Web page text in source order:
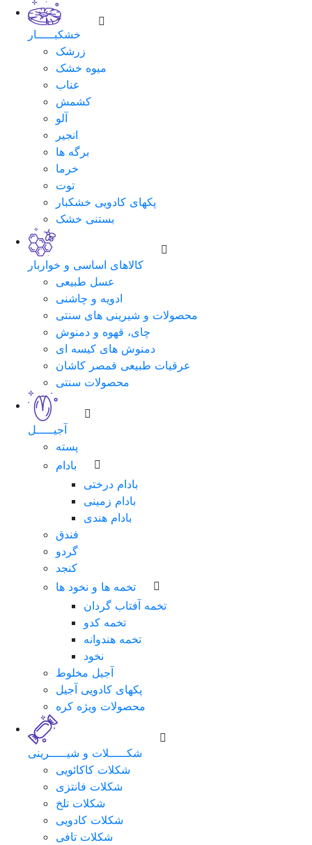
خشکبـــــار
زرشک
میوه خشک
عناب
کشمش
آلو
انجیر
برگه ها
خرما
توت
پکهای کادویی خشکبار
بستنی خشک
کالاهای اساسی و خواربار
عسل طبیعی
ادویه و چاشنی
محصولات و شیرینی های سنتی
چای، قهوه و دمنوش
دمنوش های کیسه ای
عرقیات طبیعی قمصر کاشان
محصولات سنتی
آجیـــــل
پسته
بادام
بادام درختی
بادام زمینی
بادام هندی
فندق
گردو
کنجد
تخمه ها و نخود ها
تخمه آفتاب گردان
تخمه کدو
تخمه هندوانه
نخود
آجیل مخلوط
پکهای کادویی آجیل
محصولات ویژه کره
شکـــــلات و شیـــــرینی
شکلات کاکائویی
شکلات فانتزی
شکلات تلخ
شکلات کادویی
شکلات تافی